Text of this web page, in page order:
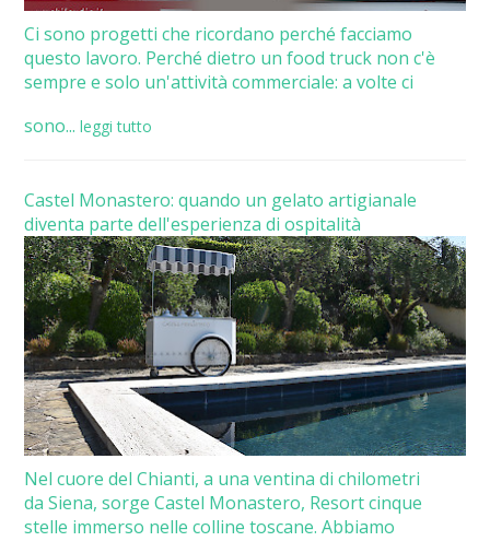
Ci sono progetti che ricordano perché facciamo
questo lavoro. Perché dietro un food truck non c'è
sempre e solo un'attività commerciale: a volte ci
sono... leggi tutto
Castel Monastero: quando un gelato artigianale
diventa parte dell'esperienza di ospitalità
Nel cuore del Chianti, a una ventina di chilometri
da Siena, sorge Castel Monastero, Resort cinque
stelle immerso nelle colline toscane. Abbiamo